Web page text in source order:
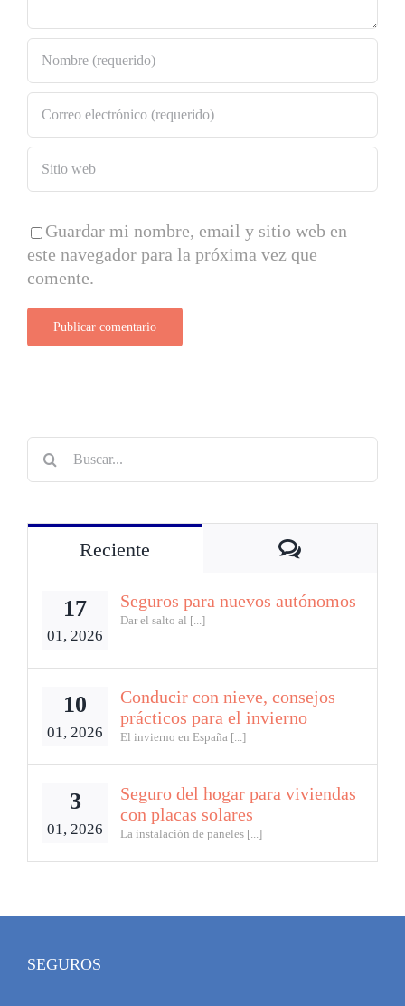
Guardar mi nombre, email y sitio web en
este navegador para la próxima vez que
comente.
Reciente Comentarios
17
01, 2026
Seguros para nuevos autónomos
Dar el salto al [...]
10
01, 2026
Conducir con nieve, consejos
prácticos para el invierno
El invierno en España [...]
3
01, 2026
Seguro del hogar para viviendas
con placas solares
La instalación de paneles [...]
SEGUROS